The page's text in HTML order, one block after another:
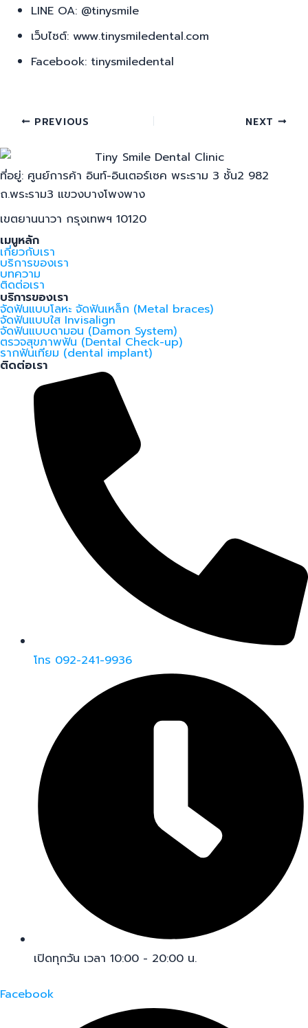
LINE OA: @tinysmile
เว็บไซต์: www.tinysmiledental.com
Facebook: tinysmiledental
PREVIOUS NEXT
ที่อยู่: ศูนย์การค้า อินท์-อินเตอร์เซค พระราม 3 ชั้น2 982
ถ.พระราม3 แขวงบางโพงพาง
เขตยานนาวา กรุงเทพฯ 10120
เมนูหลัก
เกี่ยวกับเรา
บริการของเรา
บทความ
ติดต่อเรา
บริการของเรา
จัดฟันแบบโลหะ จัดฟันเหล็ก (Metal braces)
จัดฟันแบบใส Invisalign
จัดฟันแบบดามอน (Damon System)
ตรวจสุขภาพฟัน (Dental Check-up)
รากฟันเทียม (dental implant)
ติดต่อเรา
โทร 092-241-9936
เปิดทุกวัน เวลา 10:00 - 20:00 น.
Facebook